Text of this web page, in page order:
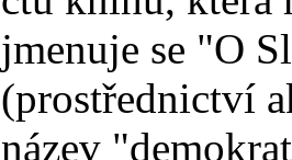
jmenuje se "O
(prostřednictví
název